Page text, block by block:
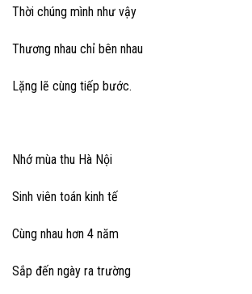
Thời chúng mình như vậy
Thương nhau chỉ bên nhau
Lặng lẽ cùng tiếp bước.
Nhớ mùa thu Hà Nội
Sinh viên toán kinh tế
Cùng nhau hơn 4 năm
Sắp đến ngày ra trường